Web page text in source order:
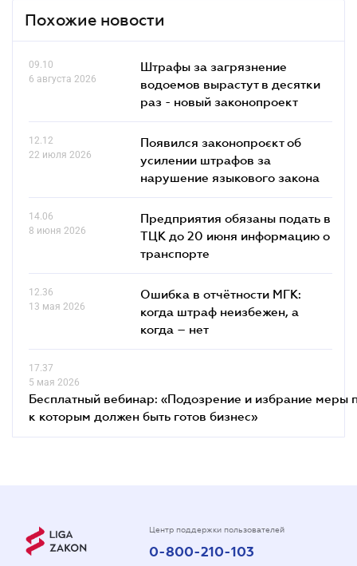
Похожие новости
09.10
6 августа 2026
Штрафы за загрязнение
водоемов вырастут в десятки
раз - новый законопроект
12.12
22 июля 2026
Появился законопроєкт об
усилении штрафов за
нарушение языкового закона
14.06
8 июня 2026
Предприятия обязаны подать в
ТЦК до 20 июня информацию о
транспорте
12.36
13 мая 2026
Ошибка в отчётности МГК:
когда штраф неизбежен, а
когда – нет
17.37
5 мая 2026
Бесплатный вебинар: «Подозрение и избрание меры
к которым должен быть готов бизнес»
Центр поддержки пользователей
0-800-210-103